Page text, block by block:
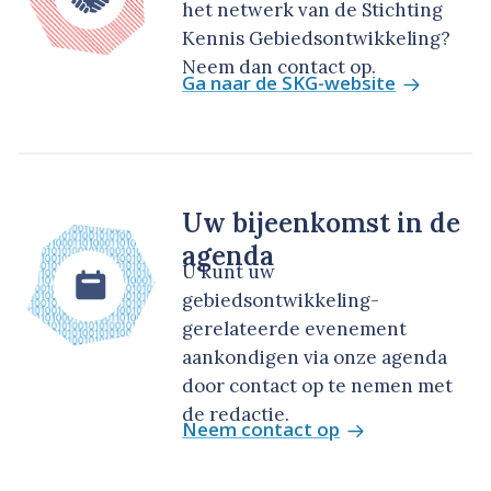
het netwerk van de Stichting
Kennis Gebiedsontwikkeling?
Neem dan contact op.
Ga naar de SKG-website
Uw bijeenkomst in de
agenda
U kunt uw
gebiedsontwikkeling-
gerelateerde evenement
aankondigen via onze agenda
door contact op te nemen met
de redactie.
Neem contact op